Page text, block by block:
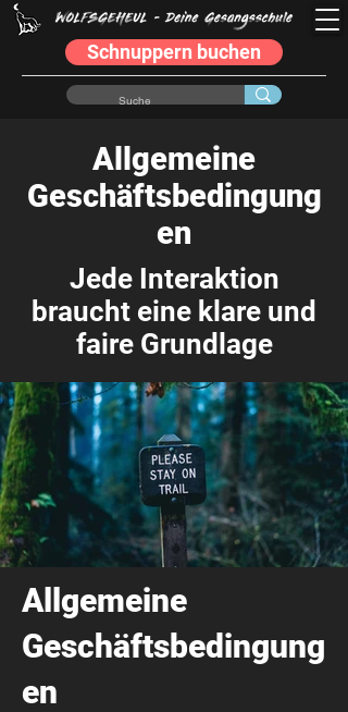
Schnuppern buchen
Allgemeine
Geschäftsbedingung
en
Jede Interaktion
braucht eine klare und
faire Grundlage
Allgemeine
Geschäftsbedingung
en